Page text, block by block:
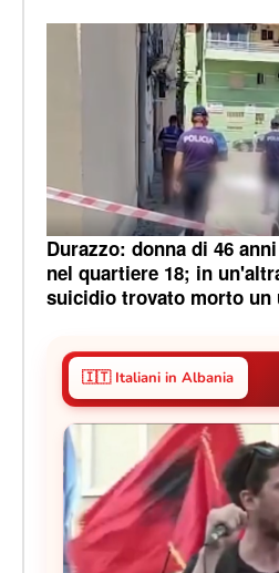
Durazzo: donna di 46
nel quartiere 18; in
suicidio trovato morto un
🇮🇹 Italiani in Albania